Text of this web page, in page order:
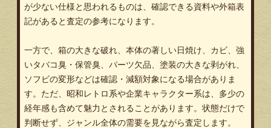
が少ない仕様と思われるものは、確認できる資料や外箱表
記があると査定の参考になります。
一方で、箱の大きな破れ、本体の著しい日焼け、カビ、強
いタバコ臭・保管臭、パーツ欠品、塗装の大きな剥がれ、
ソフビの変形などは確認・減額対象になる場合がありま
す。ただ、昭和レトロ系や企業キャラクター系は、多少の
経年感も含めて魅力とされることがあります。状態だけで
判断せず、ジャンル全体の需要を見ながら査定します。